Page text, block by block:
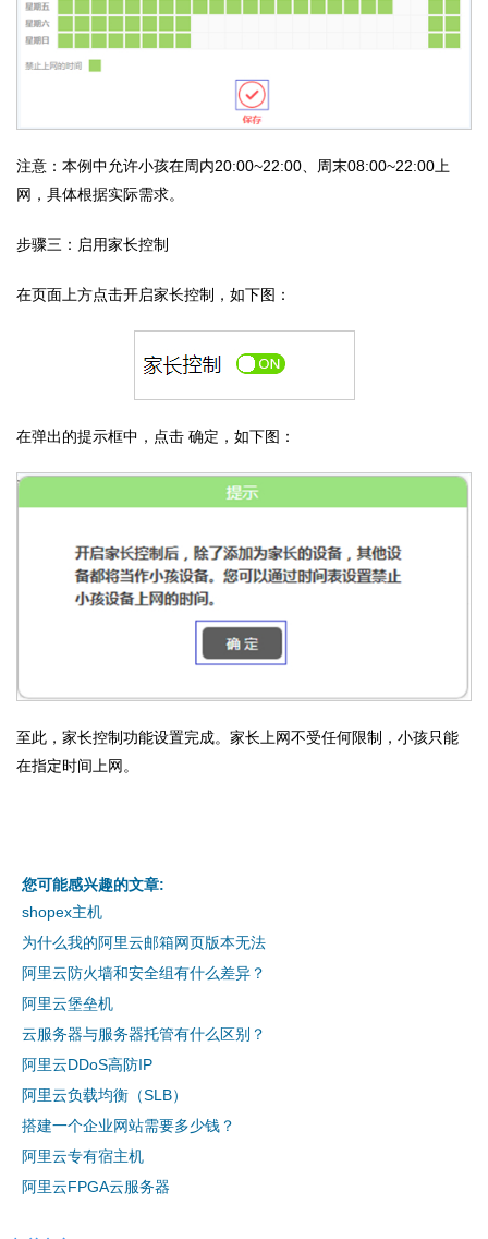
注意：本例中允许小孩在周内20:00~22:00、周末08:00~22:00上
网，具体根据实际需求。
步骤三：启用家长控制
在页面上方点击开启家长控制，如下图：
在弹出的提示框中，点击 确定，如下图：
至此，家长控制功能设置完成。家长上网不受任何限制，小孩只能
在指定时间上网。
您可能感兴趣的文章:
shopex主机
为什么我的阿里云邮箱网页版本无法
阿里云防火墙和安全组有什么差异？
阿里云堡垒机
云服务器与服务器托管有什么区别？
阿里云DDoS高防IP
阿里云负载均衡（SLB）
搭建一个企业网站需要多少钱？
阿里云专有宿主机
阿里云FPGA云服务器